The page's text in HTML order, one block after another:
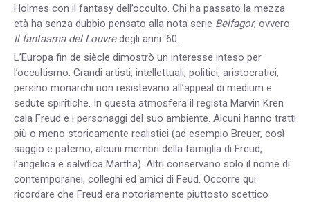
Holmes con il fantasy dell’occulto. Chi ha passato la mezza
età ha senza dubbio pensato alla nota serie Belfagor, ovvero
Il fantasma del Louvredegli anni ‘60.
L’Europa fin de siècle dimostrò un interesse inteso per
l’occultismo. Grandi artisti, intellettuali, politici, aristocratici,
persino monarchi non resistevano all’appeal di medium e
sedute spiritiche. In questa atmosfera il regista Marvin Kren
cala Freud e i personaggi del suo ambiente. Alcuni hanno tratti
più o meno storicamente realistici (ad esempio Breuer, così
saggio e paterno, alcuni membri della famiglia di Freud,
l’angelica e salvifica Martha). Altri conservano solo il nome di
contemporanei, colleghi ed amici di Feud. Occorre qui
ricordare che Freud era notoriamente piuttosto scettico